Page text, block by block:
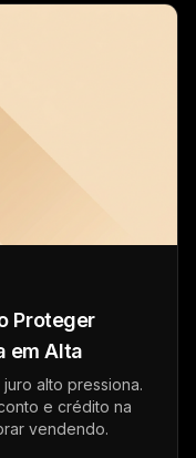
Proteger
em Alta
alto pressiona.
e crédito na
vendendo.